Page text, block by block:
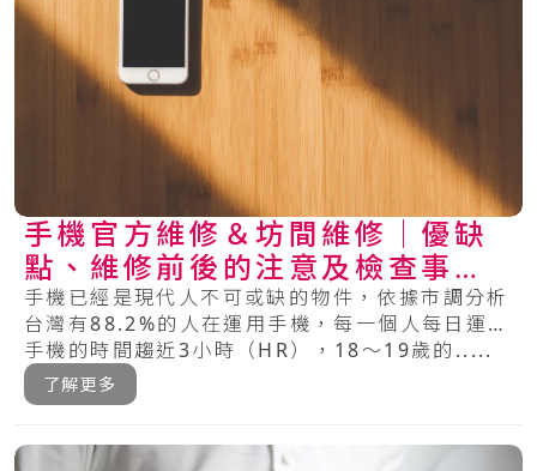
手機官方維修＆坊間維修│優缺
點、維修前後的注意及檢查事項
總整理
手機已經是現代人不可或缺的物件，依據市調分析
台灣有88.2%的人在運用手機，每一個人每日運用
手機的時間趨近3小時（HR），18～19歲的.....
了解更多